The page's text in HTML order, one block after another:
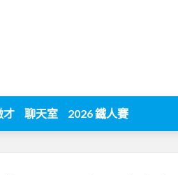
才 聊天室 2026 鐵人賽